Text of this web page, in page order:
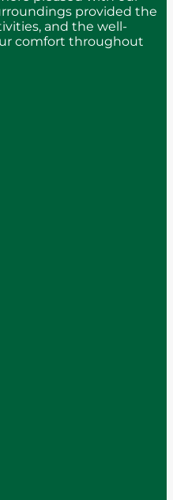
provided the
and the well-
comfort throughout